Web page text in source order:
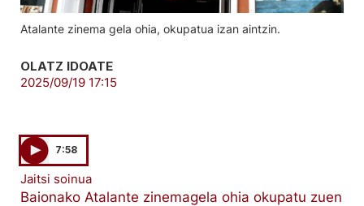
Atalante zinema gela ohia, okupatua izan aintzin.
OLATZ IDOATE
2025/09/19 17:15
7:58
Jaitsi soinua
Baionako Atalante zinemagela ohia okupatu zuen